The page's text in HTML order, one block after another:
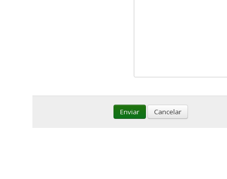
Enviar Cancelar